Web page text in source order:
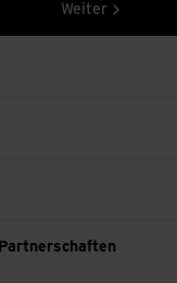
Weiter